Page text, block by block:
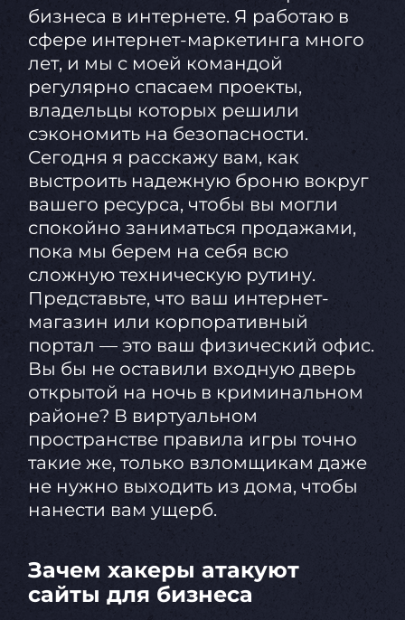
бизнеса в интернете. Я работаю в
сфере интернет-маркетинга много
лет, и мы с моей командой
регулярно спасаем проекты,
владельцы которых решили
сэкономить на безопасности.
Сегодня я расскажу вам, как
выстроить надежную броню вокруг
вашего ресурса, чтобы вы могли
спокойно заниматься продажами,
пока мы берем на себя всю
сложную техническую рутину.
Представьте, что ваш интернет-
магазин или корпоративный
портал — это ваш физический офис.
Вы бы не оставили входную дверь
открытой на ночь в криминальном
районе? В виртуальном
пространстве правила игры точно
такие же, только взломщикам даже
не нужно выходить из дома, чтобы
нанести вам ущерб.
Зачем хакеры атакуют
сайты для бизнеса